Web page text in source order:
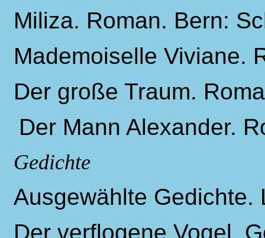
Miliza. Roman. Bern:
Mademoiselle Viviane.
Der große Traum.
Der Mann Alexander.
Gedichte
Ausgewählte Gedichte.
Der verflogene Vogel.